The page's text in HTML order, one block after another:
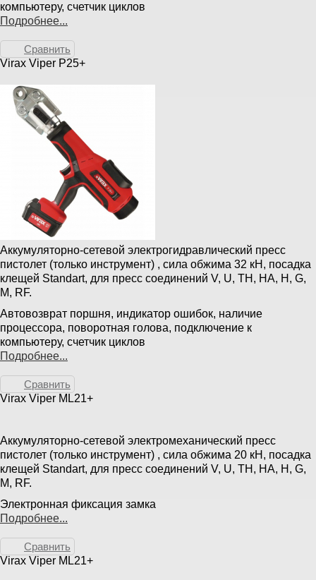
компьютеру, счетчик циклов
Подробнее...
Сравнить
Virax Viper P25+
Аккумуляторно-сетевой электрогидравлический пресс
пистолет (только инструмент) , сила обжима 32 кН, посадка
клещей Standart, для пресс соединений V, U, TH, HA, H, G,
M, RF.
Автовозврат поршня, индикатор ошибок, наличие
процессора, поворотная голова, подключение к
компьютеру, счетчик циклов
Подробнее...
Сравнить
Virax Viper ML21+
Аккумуляторно-сетевой электромеханический пресс
пистолет (только инструмент) , сила обжима 20 кН, посадка
клещей Standart, для пресс соединений V, U, TH, HA, H, G,
M, RF.
Электронная фиксация замка
Подробнее...
Сравнить
Virax Viper ML21+